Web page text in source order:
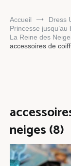
Accueil
Dress
Princesse
La Reine des
accessoires de
neiges (8)